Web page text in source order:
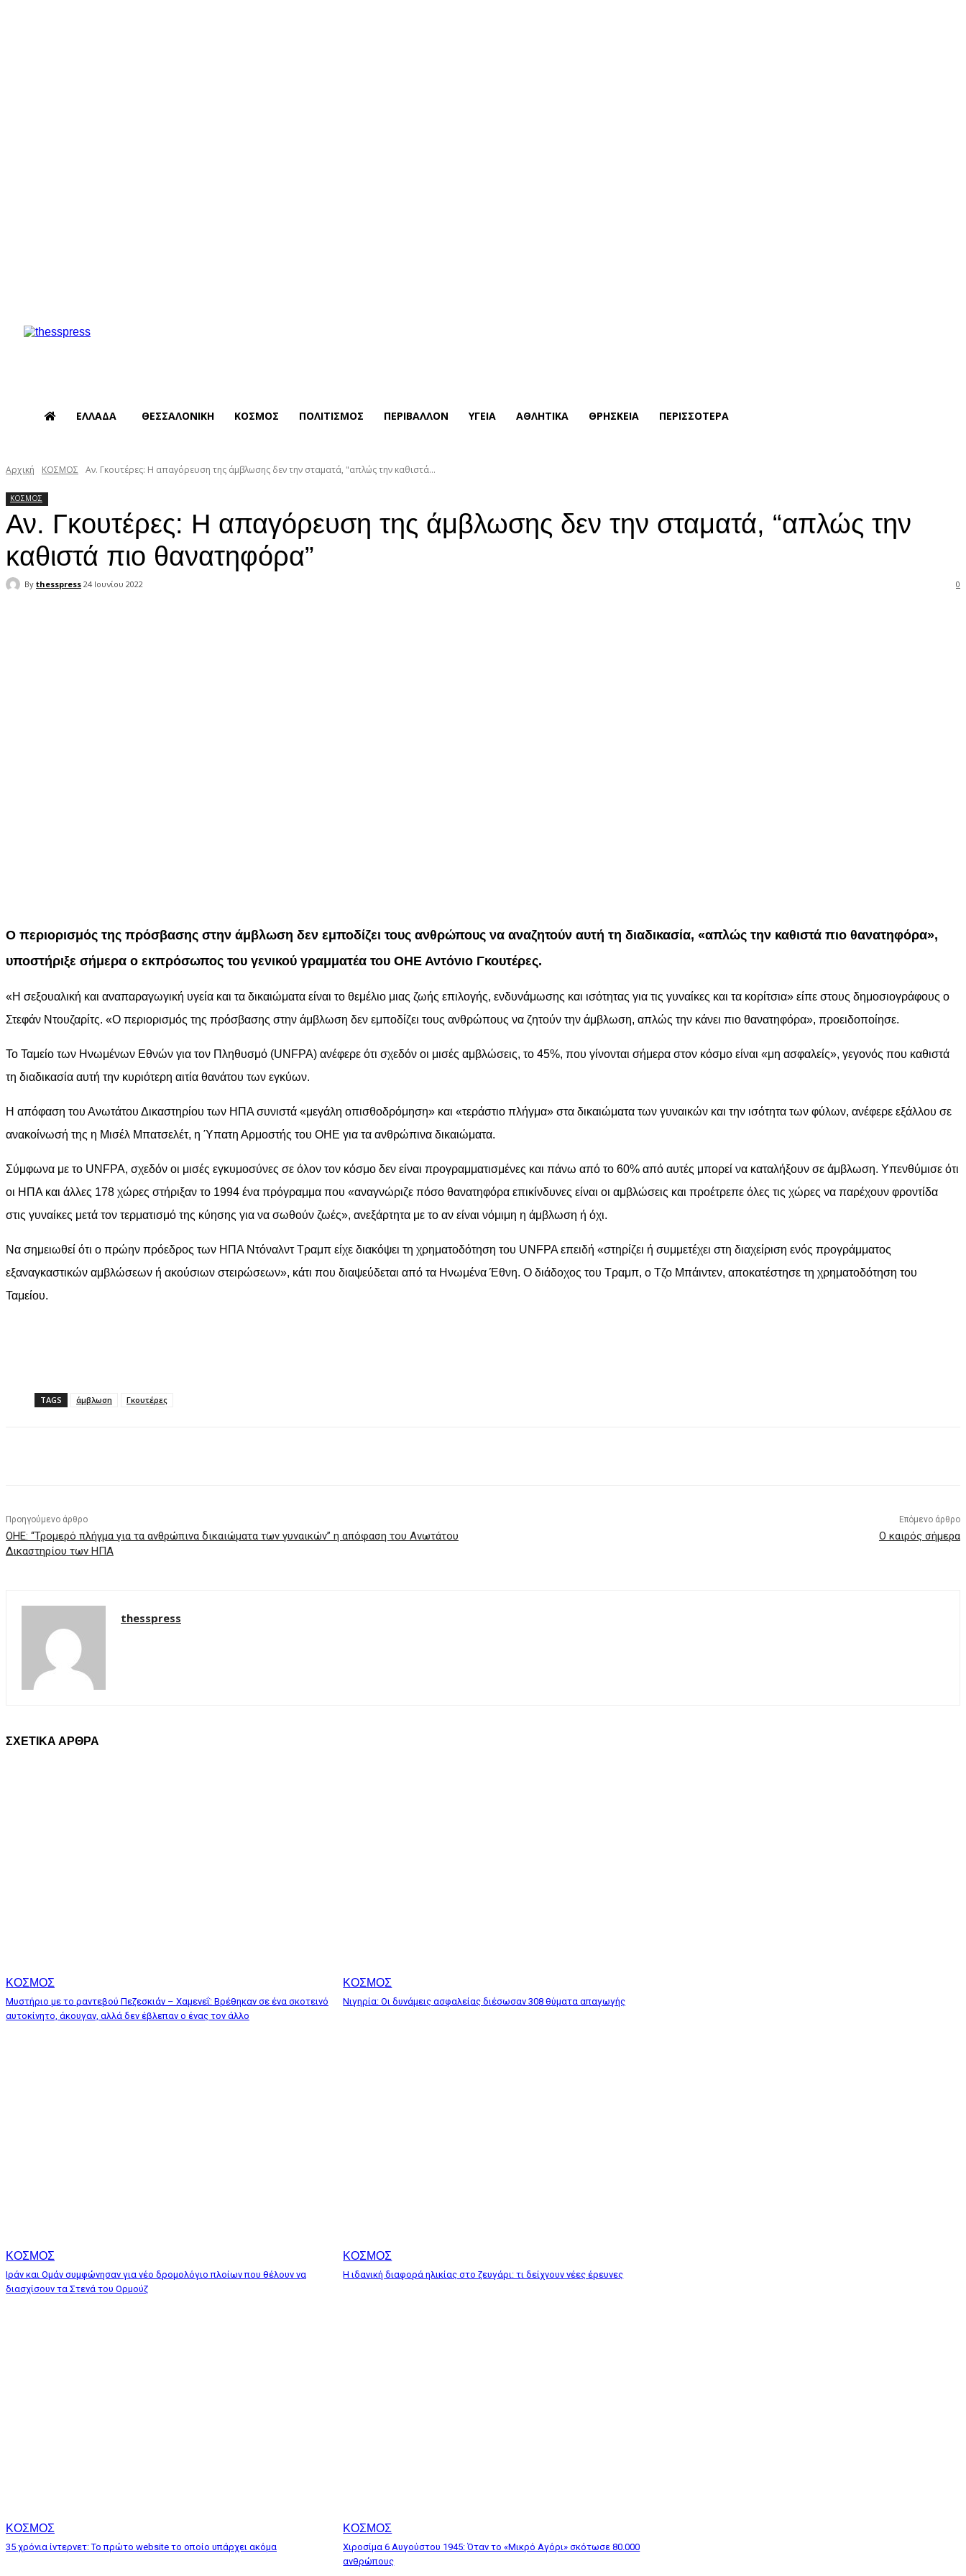
ΕΛΛΑΔΑ ΘΕΣΣΑΛΟΝΙΚΗ ΚΟΣΜΟΣ ΠΟΛΙΤΙΣΜΟΣ ΠΕΡΙΒΑΛΛΟΝ ΥΓΕΙΑ ΑΘΛΗΤΙΚΑ ΘΡΗΣΚΕΙΑ ΠΕΡΙΣΣΟΤΕΡΑ
Αρχική ΚΟΣΜΟΣ Αν. Γκουτέρες: Η απαγόρευση της άμβλωσης δεν την σταματά, "απλώς την καθιστά...
ΚΟΣΜΟΣ
Αν. Γκουτέρες: Η απαγόρευση της άμβλωσης δεν την σταματά, “απλώς την
καθιστά πιο θανατηφόρα”
By thesspress 24 Ιουνίου 2022 0
Ο περιορισμός της πρόσβασης στην άμβλωση δεν εμποδίζει τους ανθρώπους να αναζητούν αυτή τη διαδικασία, «απλώς την καθιστά πιο θανατηφόρα»,
υποστήριξε σήμερα ο εκπρόσωπος του γενικού γραμματέα του ΟΗΕ Αντόνιο Γκουτέρες.
«Η σεξουαλική και αναπαραγωγική υγεία και τα δικαιώματα είναι το θεμέλιο μιας ζωής επιλογής, ενδυνάμωσης και ισότητας για τις γυναίκες και τα κορίτσια» είπε στους δημοσιογράφους ο
Στεφάν Ντουζαρίτς. «Ο περιορισμός της πρόσβασης στην άμβλωση δεν εμποδίζει τους ανθρώπους να ζητούν την άμβλωση, απλώς την κάνει πιο θανατηφόρα», προειδοποίησε.
Το Ταμείο των Ηνωμένων Εθνών για τον Πληθυσμό (UNFPA) ανέφερε ότι σχεδόν οι μισές αμβλώσεις, το 45%, που γίνονται σήμερα στον κόσμο είναι «μη ασφαλείς», γεγονός που καθιστά
τη διαδικασία αυτή την κυριότερη αιτία θανάτου των εγκύων.
Η απόφαση του Ανωτάτου Δικαστηρίου των ΗΠΑ συνιστά «μεγάλη οπισθοδρόμηση» και «τεράστιο πλήγμα» στα δικαιώματα των γυναικών και την ισότητα των φύλων, ανέφερε εξάλλου σε
ανακοίνωσή της η Μισέλ Μπατσελέτ, η Ύπατη Αρμοστής του ΟΗΕ για τα ανθρώπινα δικαιώματα.
Σύμφωνα με το UNFPA, σχεδόν οι μισές εγκυμοσύνες σε όλον τον κόσμο δεν είναι προγραμματισμένες και πάνω από το 60% από αυτές μπορεί να καταλήξουν σε άμβλωση. Υπενθύμισε ότι
οι ΗΠΑ και άλλες 178 χώρες στήριξαν το 1994 ένα πρόγραμμα που «αναγνώριζε πόσο θανατηφόρα επικίνδυνες είναι οι αμβλώσεις και προέτρεπε όλες τις χώρες να παρέχουν φροντίδα
στις γυναίκες μετά τον τερματισμό της κύησης για να σωθούν ζωές», ανεξάρτητα με το αν είναι νόμιμη η άμβλωση ή όχι.
Να σημειωθεί ότι ο πρώην πρόεδρος των ΗΠΑ Ντόναλντ Τραμπ είχε διακόψει τη χρηματοδότηση του UNFPA επειδή «στηρίζει ή συμμετέχει στη διαχείριση ενός προγράμματος
εξαναγκαστικών αμβλώσεων ή ακούσιων στειρώσεων», κάτι που διαψεύδεται από τα Ηνωμένα Έθνη. Ο διάδοχος του Τραμπ, ο Τζο Μπάιντεν, αποκατέστησε τη χρηματοδότηση του
Ταμείου.
TAGS άμβλωση Γκουτέρες
Προηγούμενο άρθρο
ΟΗΕ: “Τρομερό πλήγμα για τα ανθρώπινα δικαιώματα των γυναικών” η απόφαση του Ανωτάτου
Δικαστηρίου των ΗΠΑ
Επόμενο άρθρο
Ο καιρός σήμερα
thesspress
ΣΧΕΤΙΚΑ ΑΡΘΡΑ
ΚΟΣΜΟΣ
Μυστήριο με το ραντεβού Πεζεσκιάν – Χαμενεΐ: Βρέθηκαν σε ένα σκοτεινό
αυτοκίνητο, άκουγαν, αλλά δεν έβλεπαν ο ένας τον άλλο
ΚΟΣΜΟΣ
Νιγηρία: Οι δυνάμεις ασφαλείας διέσωσαν 308 θύματα απαγωγής
ΚΟΣΜΟΣ
Ιράν και Ομάν συμφώνησαν για νέο δρομολόγιο πλοίων που θέλουν να
διασχίσουν τα Στενά του Ορμούζ
ΚΟΣΜΟΣ
Η ιδανική διαφορά ηλικίας στο ζευγάρι: τι δείχνουν νέες έρευνες
ΚΟΣΜΟΣ
35 χρόνια ίντερνετ: Το πρώτο website το οποίο υπάρχει ακόμα
ΚΟΣΜΟΣ
Χιροσίμα 6 Αυγούστου 1945: Όταν το «Μικρό Αγόρι» σκότωσε 80.000
ανθρώπους